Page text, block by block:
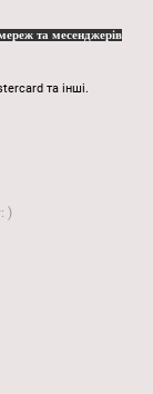
та месенджерів
та інші.
)